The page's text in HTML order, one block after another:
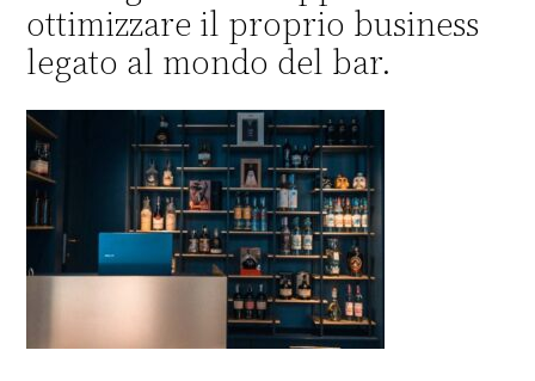
ottimizzare il proprio business
legato al mondo del bar.